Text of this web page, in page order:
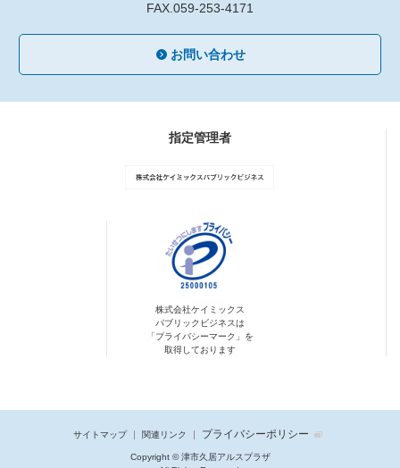
FAX.059-253-4171
お問い合わせ
指定管理者
株式会社ケイミックス
パブリックビジネスは
「プライバシーマーク」を
取得しております
サイトマップ 関連リンク プライバシーポリシー
Copyright © 津市久居アルスプラザ